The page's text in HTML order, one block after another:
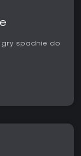
gry spadnie do